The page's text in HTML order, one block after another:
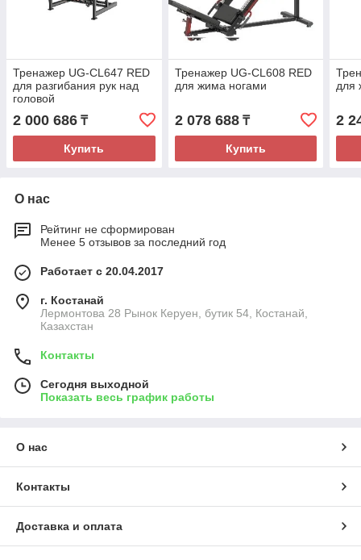
Тренажер UG-CL647 RED
для разгибания рук над
головой
2 000 686 ₸
Купить
Тренажер UG-CL608 RED
для жима ногами
2 078 688₸
Купить
для
2
О нас
Рейтинг не сформирован
Менее 5 отзывов за последний год
Работает с 20.04.2017
г. Костанай
Лермонтова 28 Рынок Керуен, бутик 54, Костанай,
Казахстан
Контакты
Сегодня выходной
Показать весь график работы
О нас
Контакты
Доставка и оплата